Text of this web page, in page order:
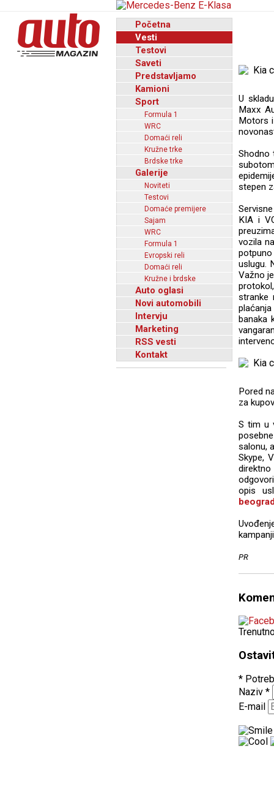
Početna
Vesti
Testovi
Saveti
Predstavljamo
Kamioni
Sport
Formula 1
WRC
Domaći reli
Kružne trke
Brdske trke
Galerije
Noviteti
Testovi
Domaće premijere
Sajam
WRC
Formula 1
Evropski reli
Domaći reli
Kružne i brdske
Auto oglasi
Novi automobili
Intervju
Marketing
RSS vesti
Kontakt
U
Maxx
Motors
Shodno
stepen
KIA i
vozila
potpuno
uslugu.
Važno
stranke
banaka
Pored
za
S tim u
salonu,
Skype,
direktno
opis
PR
*
Naziv *
E-mail